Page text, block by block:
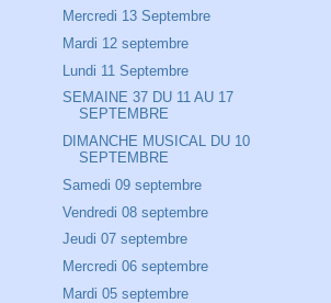
Mercredi 13 Septembre
Mardi 12 septembre
Lundi 11 Septembre
SEMAINE 37 DU 11 AU 17
SEPTEMBRE
DIMANCHE MUSICAL DU 10
SEPTEMBRE
Samedi 09 septembre
Vendredi 08 septembre
Jeudi 07 septembre
Mercredi 06 septembre
Mardi 05 septembre